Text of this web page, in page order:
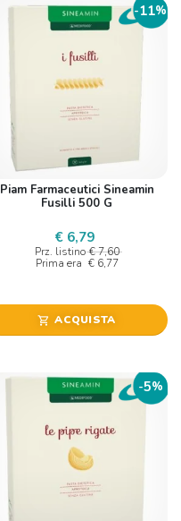
-11%
Piam Farmaceutici Sineamin
Fusilli 500 G
€ 6,79
Prz. listino € 7,60
Prima era € 6,77
shopping_cart ACQUISTA
-5%